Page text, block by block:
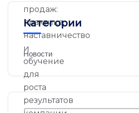
Категории
Новости